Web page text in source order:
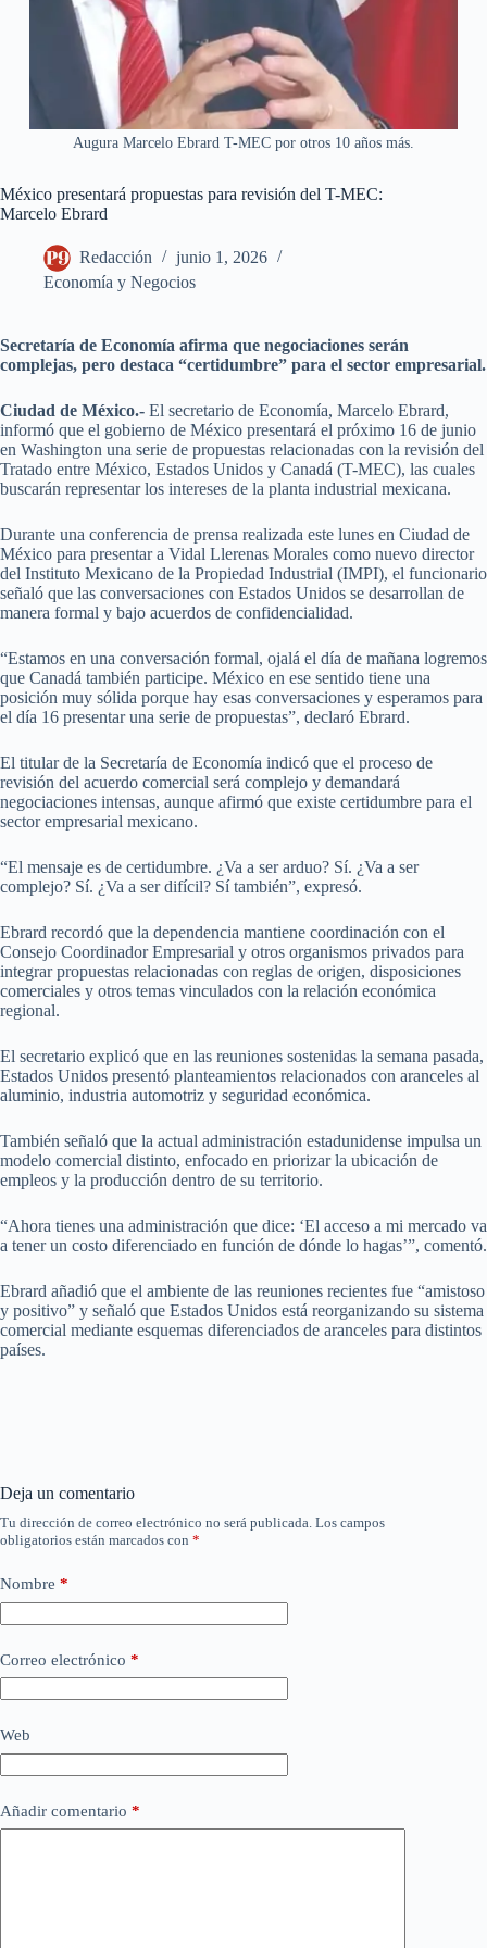
Augura Marcelo Ebrard T-MEC por otros 10 años más.
México presentará propuestas para revisión del T-MEC:
Marcelo Ebrard
Redacción
junio 1, 2026
Economía y Negocios
Secretaría de Economía afirma que negociaciones serán
complejas, pero destaca “certidumbre” para el sector empresarial.
Ciudad de México.- El secretario de Economía, Marcelo Ebrard,
informó que el gobierno de México presentará el próximo 16 de junio
en Washington una serie de propuestas relacionadas con la revisión del
Tratado entre México, Estados Unidos y Canadá (T-MEC), las cuales
buscarán representar los intereses de la planta industrial mexicana.
Durante una conferencia de prensa realizada este lunes en Ciudad de
México para presentar a Vidal Llerenas Morales como nuevo director
del Instituto Mexicano de la Propiedad Industrial (IMPI), el funcionario
señaló que las conversaciones con Estados Unidos se desarrollan de
manera formal y bajo acuerdos de confidencialidad.
“Estamos en una conversación formal, ojalá el día de mañana logremos
que Canadá también participe. México en ese sentido tiene una
posición muy sólida porque hay esas conversaciones y esperamos para
el día 16 presentar una serie de propuestas”, declaró Ebrard.
El titular de la Secretaría de Economía indicó que el proceso de
revisión del acuerdo comercial será complejo y demandará
negociaciones intensas, aunque afirmó que existe certidumbre para el
sector empresarial mexicano.
“El mensaje es de certidumbre. ¿Va a ser arduo? Sí. ¿Va a ser
complejo? Sí. ¿Va a ser difícil? Sí también”, expresó.
Ebrard recordó que la dependencia mantiene coordinación con el
Consejo Coordinador Empresarial y otros organismos privados para
integrar propuestas relacionadas con reglas de origen, disposiciones
comerciales y otros temas vinculados con la relación económica
regional.
El secretario explicó que en las reuniones sostenidas la semana pasada,
Estados Unidos presentó planteamientos relacionados con aranceles al
aluminio, industria automotriz y seguridad económica.
También señaló que la actual administración estadunidense impulsa un
modelo comercial distinto, enfocado en priorizar la ubicación de
empleos y la producción dentro de su territorio.
“Ahora tienes una administración que dice: ‘El acceso a mi mercado va
a tener un costo diferenciado en función de dónde lo hagas’”, comentó.
Ebrard añadió que el ambiente de las reuniones recientes fue “amistoso
y positivo” y señaló que Estados Unidos está reorganizando su sistema
comercial mediante esquemas diferenciados de aranceles para distintos
países.
Deja un comentario
Tu dirección de correo electrónico no será publicada. Los campos
obligatorios están marcados con *
Nombre *
Correo electrónico *
Web
Añadir comentario *